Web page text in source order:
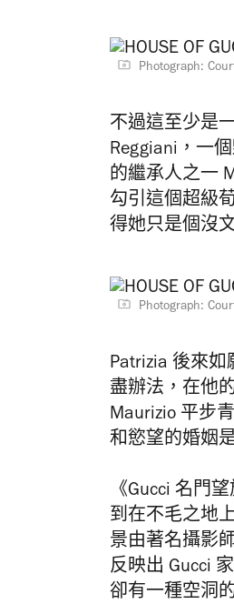
Photograph:
不過這至少是
Reggiani，一
的繼承人之一
勾引這個超級
得她只是個沒
Photograph:
Patrizia 後來
盡辦法，在他
Maurizio 平步
和慾望的婚姻
《Gucci 名門
到在​​不毛之地
景由著名攝影
反映出 Gucci
卻有一種空洞